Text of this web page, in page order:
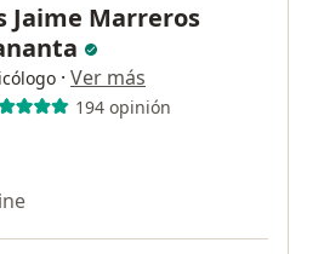
Jaime Marreros
· Ver más
194 opinión